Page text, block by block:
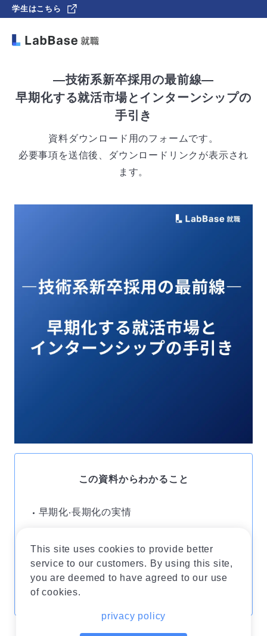
学生はこちら
―技術系新卒採用の最前線―
早期化する就活市場とインターンシップの
手引き
資料ダウンロード用のフォームです。
必要事項を送信後、ダウンロードリンクが表示され
ます。
この資料からわかること
早期化‧⻑期化の実情
るインターンとは
「現場巻き込み」が成功の肝。そのコツに
ついて
This site uses cookies to provide better
service to our customers. By using this site,
you are deemed to have agreed to our use
of cookies.
privacy policy